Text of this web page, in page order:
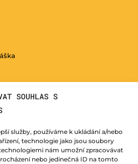
SOUHLAS S
služby, používáme k ukládání a/nebo
technologie jako jsou soubory
nám umožní zpracovávat
nebo jedinečná ID na tomto